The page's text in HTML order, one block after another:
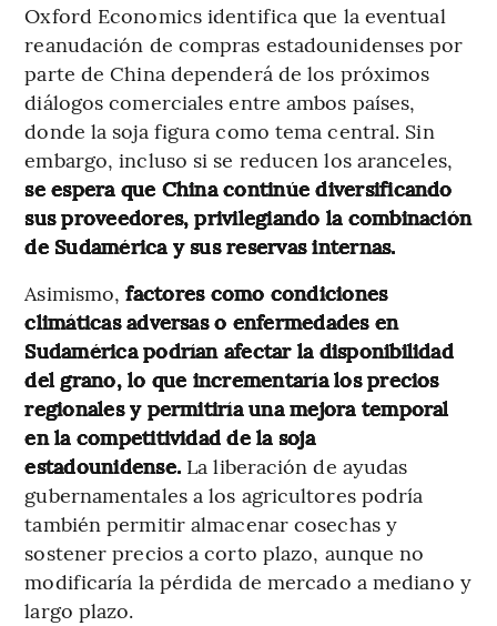
Oxford Economics identifica que la eventual
reanudación de compras estadounidenses por
parte de China dependerá de los próximos
diálogos comerciales entre ambos países,
donde la soja figura como tema central. Sin
embargo, incluso si se reducen los aranceles,
se espera que China continúe diversificando
sus proveedores, privilegiando la combinación
de Sudamérica y sus reservas internas.
Asimismo,factores como condiciones
climáticas adversas o enfermedades en
Sudamérica podrían afectar la disponibilidad
del grano, lo que incrementaría los precios
regionales y permitiría una mejora temporal
en la competitividad de la soja
estadounidense. La liberación de ayudas
gubernamentales a los agricultores podría
también permitir almacenar cosechas y
sostener precios a corto plazo, aunque no
modificaría la pérdida de mercado a mediano y
largo plazo.